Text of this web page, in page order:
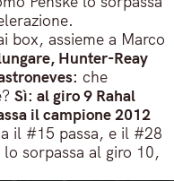
box, assieme a Marco
Hunter-Reay
che
Sì: al giro 9 Rahal
il campione 2012
il #15 passa, e il #28
sorpassa al giro 10,